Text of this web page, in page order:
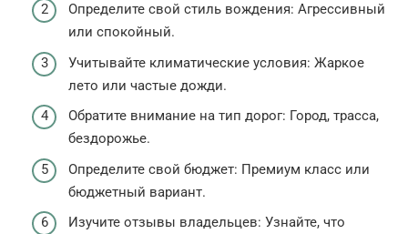
Определите свой стиль вождения: Агрессивный
или спокойный.
Учитывайте климатические условия: Жаркое
лето или частые дожди.
Обратите внимание на тип дорог: Город, трасса,
бездорожье.
Определите свой бюджет: Премиум класс или
бюджетный вариант.
Изучите отзывы владельцев: Узнайте, что